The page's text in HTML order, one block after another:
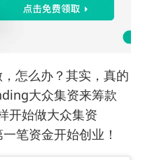
怎么办？其实，真的
大众集资来筹款
开始做大众集资
笔资金开始创业！